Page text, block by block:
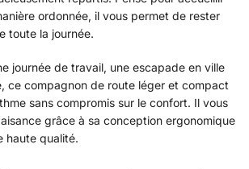
ordonnée, il vous permet de rester
toute la journée.
journée de travail, une escapade en ville
ce compagnon de route léger et compact
sans compromis sur le confort. Il vous
grâce à sa conception ergonomique
haute qualité.